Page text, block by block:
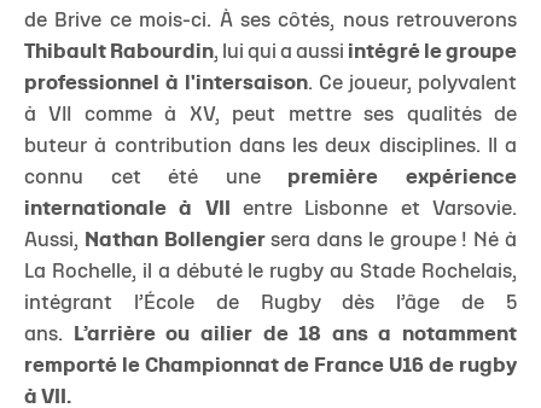
de Brive ce mois-ci. À ses côtés, nous retrouverons
Thibault Rabourdin, lui qui a aussi intégré le groupe
professionnel à l'intersaison. Ce joueur, polyvalent
à VII comme à XV, peut mettre ses qualités de
buteur à contribution dans les deux disciplines. Il a
connu cet été une première expérience
internationale à VII entre Lisbonne et Varsovie.
Aussi, Nathan Bollengiersera dans le groupe ! Né à
La Rochelle, il a débuté le rugby au Stade Rochelais,
intégrant l’École de Rugby dès l’âge de 5
ans.
L’arrière ou ailier de 18 ans a notamment
remporté le Championnat de France U16 de rugby
à VII.